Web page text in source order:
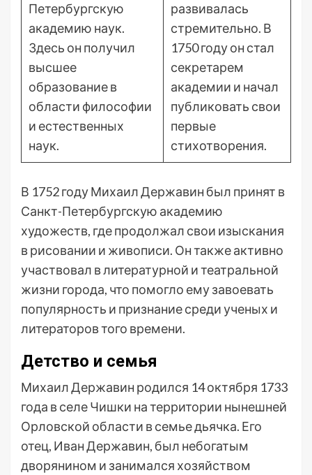
Петербургскую
академию наук.
Здесь он получил
высшее
образование в
области философии
и естественных
наук.
развивалась
стремительно. В
1750 году он стал
секретарем
академии и начал
публиковать свои
первые
стихотворения.
В 1752 году Михаил Державин был принят в
Санкт-Петербургскую академию
художеств, где продолжал свои изыскания
в рисовании и живописи. Он также активно
участвовал в литературной и театральной
жизни города, что помогло ему завоевать
популярность и признание среди ученых и
литераторов того времени.
Детство и семья
Михаил Державин родился 14 октября 1733
года в селе Чишки на территории нынешней
Орловской области в семье дьячка. Его
отец, Иван Державин, был небогатым
дворянином и занимался хозяйством